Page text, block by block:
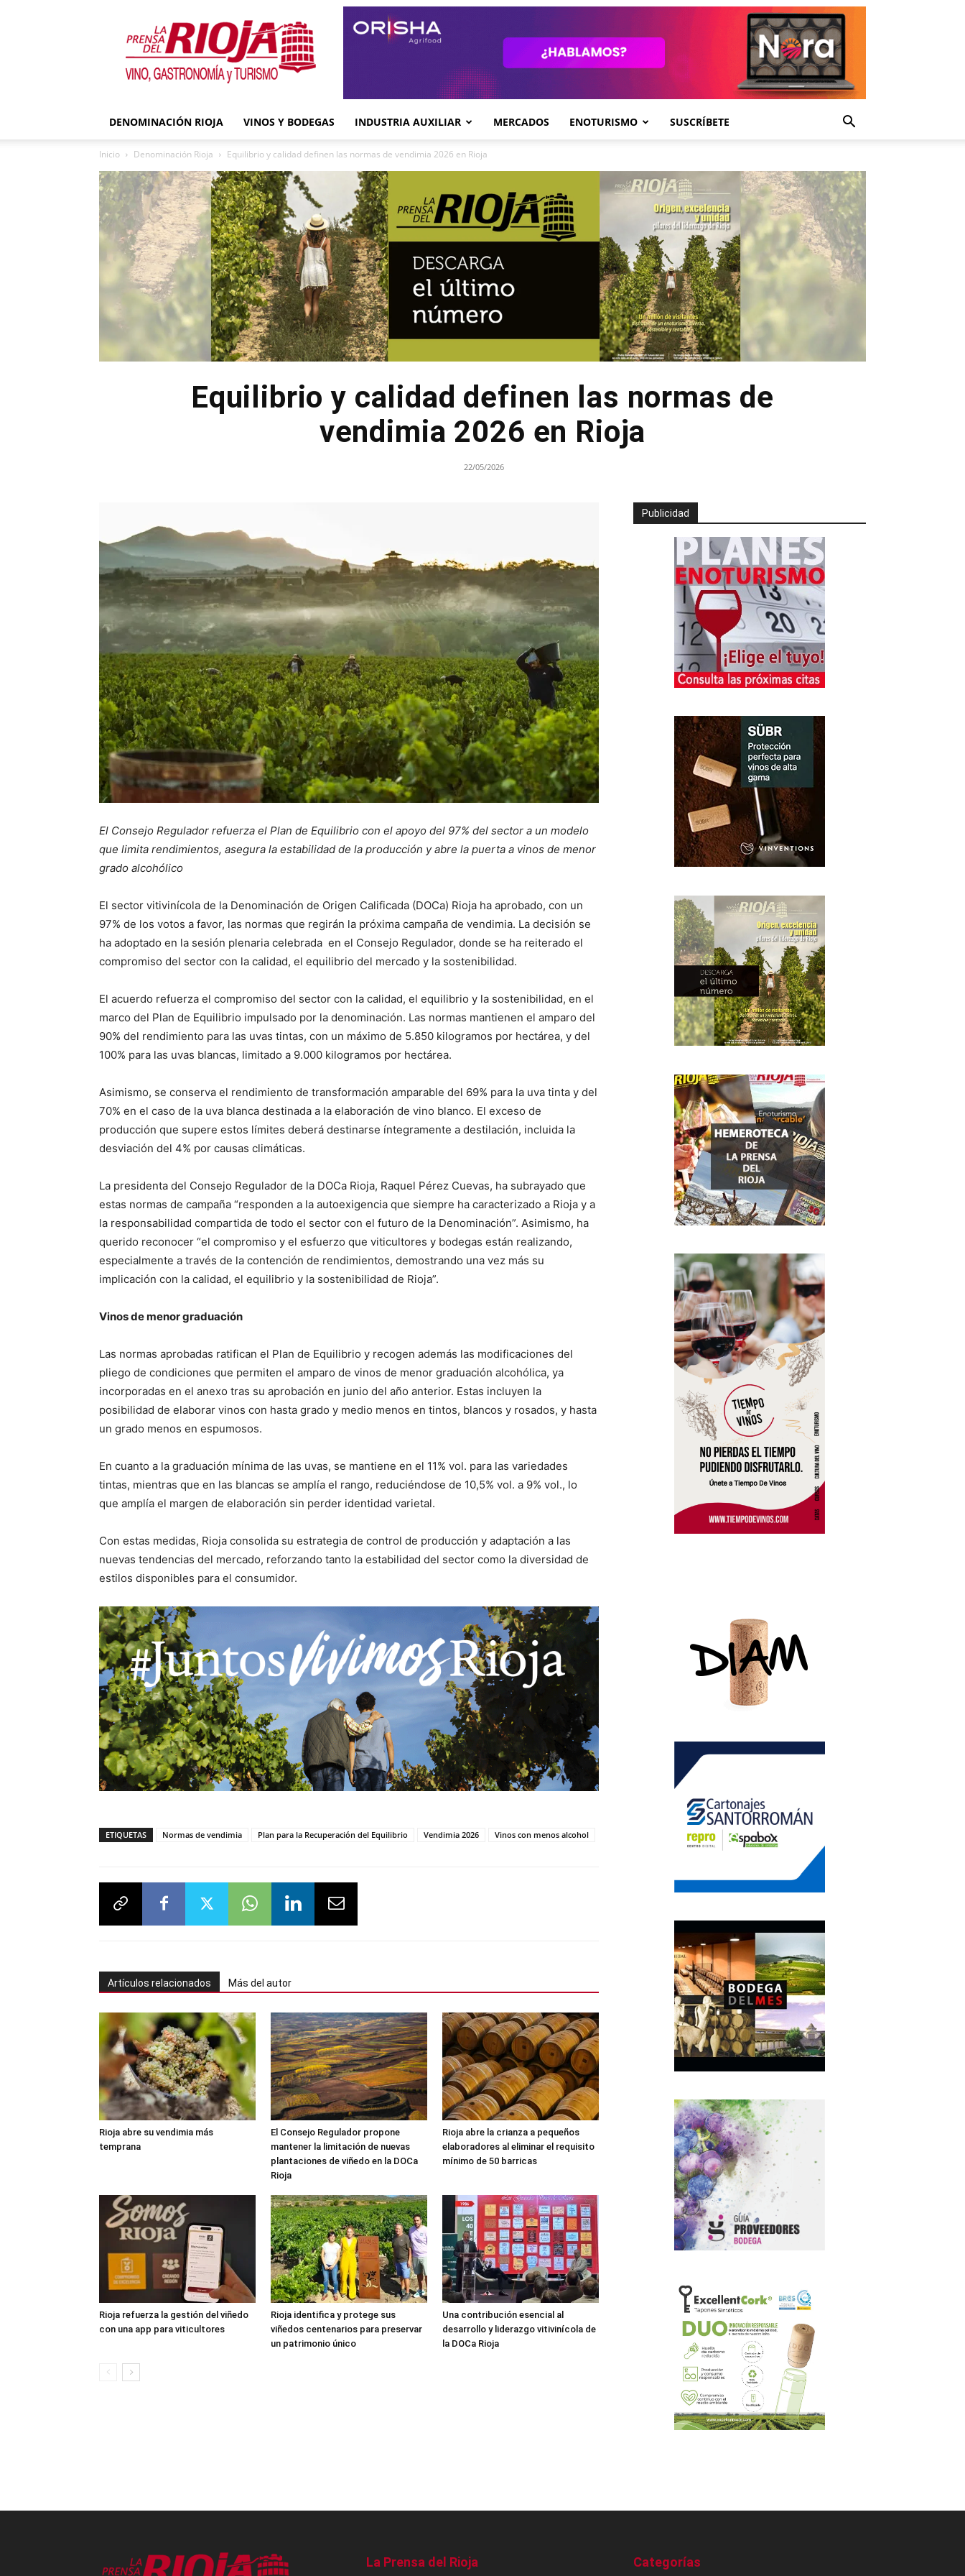
La
Prensa
del
Rioja
DENOMINACIÓN RIOJA VINOS Y BODEGAS INDUSTRIA AUXILIAR MERCADOS ENOTURISMO SUSCRÍBETE
Inicio Denominación Rioja Equilibrio y calidad definen las normas de vendimia 2026 en Rioja
Equilibrio y calidad definen las normas de
vendimia 2026 en Rioja
22/05/2026
El Consejo Regulador refuerza el Plan de Equilibrio con el apoyo del 97% del sector a un modelo
que limita rendimientos, asegura la estabilidad de la producción y abre la puerta a vinos de menor
grado alcohólico
El sector vitivinícola de la Denominación de Origen Calificada (DOCa) Rioja ha aprobado, con un
97% de los votos a favor, las normas que regirán la próxima campaña de vendimia. La decisión se
ha adoptado en la sesión plenaria celebrada en el Consejo Regulador, donde se ha reiterado el
compromiso del sector con la calidad, el equilibrio del mercado y la sostenibilidad.
El acuerdo refuerza el compromiso del sector con la calidad, el equilibrio y la sostenibilidad, en el
marco del Plan de Equilibrio impulsado por la denominación. Las normas mantienen el amparo del
90% del rendimiento para las uvas tintas, con un máximo de 5.850 kilogramos por hectárea, y del
100% para las uvas blancas, limitado a 9.000 kilogramos por hectárea.
Asimismo, se conserva el rendimiento de transformación amparable del 69% para la uva tinta y del
70% en el caso de la uva blanca destinada a la elaboración de vino blanco. El exceso de
producción que supere estos límites deberá destinarse íntegramente a destilación, incluida la
desviación del 4% por causas climáticas.
La presidenta del Consejo Regulador de la DOCa Rioja, Raquel Pérez Cuevas, ha subrayado que
estas normas de campaña “responden a la autoexigencia que siempre ha caracterizado a Rioja y a
la responsabilidad compartida de todo el sector con el futuro de la Denominación”. Asimismo, ha
querido reconocer “el compromiso y el esfuerzo que viticultores y bodegas están realizando,
especialmente a través de la contención de rendimientos, demostrando una vez más su
implicación con la calidad, el equilibrio y la sostenibilidad de Rioja”.
Vinos de menor graduación
Las normas aprobadas ratifican el Plan de Equilibrio y recogen además las modificaciones del
pliego de condiciones que permiten el amparo de vinos de menor graduación alcohólica, ya
incorporadas en el anexo tras su aprobación en junio del año anterior. Estas incluyen la
posibilidad de elaborar vinos con hasta grado y medio menos en tintos, blancos y rosados, y hasta
un grado menos en espumosos.
En cuanto a la graduación mínima de las uvas, se mantiene en el 11% vol. para las variedades
tintas, mientras que en las blancas se amplía el rango, reduciéndose de 10,5% vol. a 9% vol., lo
que amplía el margen de elaboración sin perder identidad varietal.
Con estas medidas, Rioja consolida su estrategia de control de producción y adaptación a las
nuevas tendencias del mercado, reforzando tanto la estabilidad del sector como la diversidad de
estilos disponibles para el consumidor.
ETIQUETAS Normas de vendimia Plan para la Recuperación del Equilibrio Vendimia 2026 Vinos con menos alcohol
Artículos relacionados Más del autor
Rioja abre su vendimia más
temprana
El Consejo Regulador propone
mantener la limitación de nuevas
plantaciones de viñedo en la DOCa
Rioja
Rioja abre la crianza a pequeños
elaboradores al eliminar el requisito
mínimo de 50 barricas
Rioja refuerza la gestión del viñedo
con una app para viticultores
Rioja identifica y protege sus
viñedos centenarios para preservar
un patrimonio único
Una contribución esencial al
desarrollo y liderazgo vitivinícola de
la DOCa Rioja
Publicidad
La Prensa del Rioja Categorías